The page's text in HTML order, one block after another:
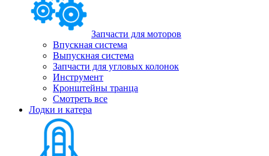
Запчасти для моторов
Впускная система
Выпускная система
Запчасти для угловых колонок
Инструмент
Кронштейны транца
Смотреть все
Лодки и катера